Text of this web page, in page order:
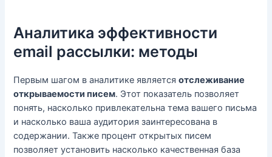
Аналитика эффективности
email рассылки: методы
Первым шагом в аналитике являетсяотслеживание
открываемости писем. Этот показатель позволяет
понять, насколько привлекательна тема вашего письма
и насколько ваша аудитория заинтересована в
содержании. Также процент открытых писем
позволяет установить насколько качественная база